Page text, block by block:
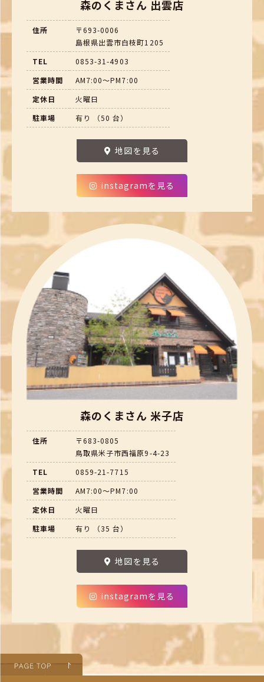
森のくまさん 出雲店
住所
〒693-0006
島根県出雲市白枝町1205
TEL
0853-31-4903
営業時間
AM7:00～PM7:00
定休日
火曜日
駐車場
有り （50 台）
地図を見る
instagramを見る
森のくまさん 米子店
住所
〒683-0805
鳥取県米子市西福原9-4-23
TEL
0859-21-7715
営業時間
AM7:00～PM7:00
定休日
火曜日
駐車場
有り （35 台）
地図を見る
instagramを見る